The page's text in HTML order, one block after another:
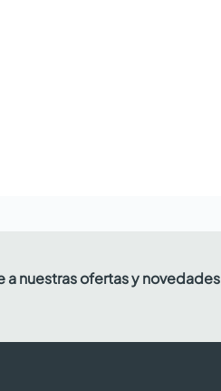
a nuestras ofertas y novedades